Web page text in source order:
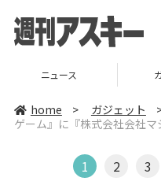
ニュース
home > ガジェット
ゲーム』に『株式会社会社マ
1 2 3